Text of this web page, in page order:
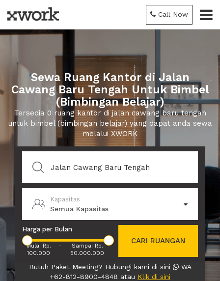
Call Now
Sewa Ruang Kantor di Jalan
Cawang Baru Tengah Untuk Bimbel
(Bimbingan Belajar)
Tersedia 0 ruang kantor di jalan cawang baru tengah
untuk bimbel (bimbingan belajar) yang dapat anda sewa
melalui XWORK
Kapasitas
Semua Kapasitas
Harga per Bulan
Mulai Rp.
100.000
-
Sampai Rp.
50.000.000
CARI RUANGAN
Butuh Paket Meeting? Hubungi kami di sini
WA
+62-812-8900-4848 atau Klik di sini